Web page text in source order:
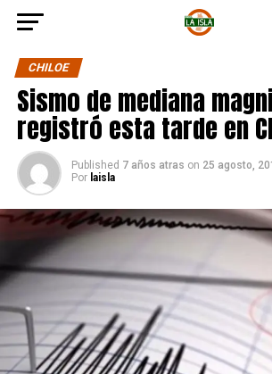
CHILOE
Sismo de mediana
registró esta tarde en
Published 7 años atras on 25 agosto,
Por laisla